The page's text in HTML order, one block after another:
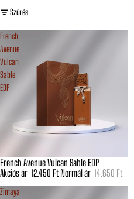
Szűrés
French
Avenue
Vulcan
Sable
EDP
Akciós
French Avenue Vulcan Sable EDP
Akciós ár 12.450 Ft Normál ár 14.650 Ft
Zimaya